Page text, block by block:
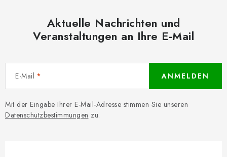
Aktuelle Nachrichten und
Veranstaltungen an Ihre E-Mail
E-Mail
Mit der Eingabe Ihrer E-Mail-Adresse stimmen Sie unseren
Datenschutzbestimmungen zu.
ANMELDEN